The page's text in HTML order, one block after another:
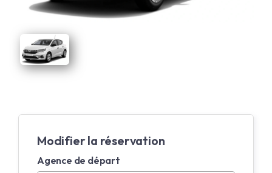
Modifier la réservation
Agence de départ